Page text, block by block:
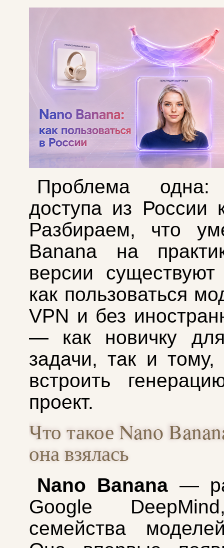
Проблема одна:
доступа из России
Разбираем, что
Banana на
версии
как пользоваться
VPN и без
— как новичку
задачи, так и тому,
встроить
проект.
Что такое Nano
она взялась
Nano Banana —
Google
семейства